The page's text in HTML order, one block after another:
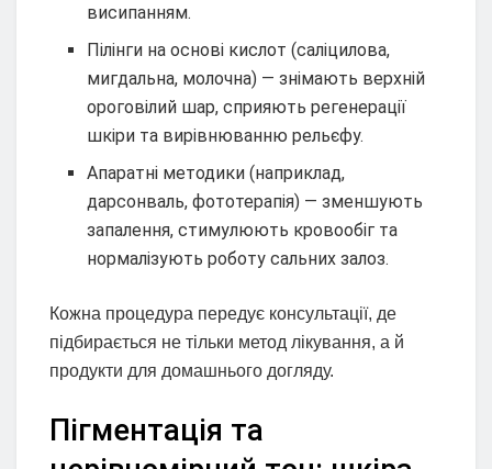
висипанням.
Пілінги на основі кислот (саліцилова,
мигдальна, молочна) — знімають верхній
ороговілий шар, сприяють регенерації
шкіри та вирівнюванню рельєфу.
Апаратні методики (наприклад,
дарсонваль, фототерапія) — зменшують
запалення, стимулюють кровообіг та
нормалізують роботу сальних залоз.
Кожна процедура передує консультації, де
підбирається не тільки метод лікування, а й
продукти для домашнього догляду.
Пігментація та